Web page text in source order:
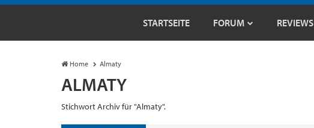
STARTSEITE FORUM REVIEWS
Home Almaty
ALMATY
Stichwort Archiv für "Almaty".